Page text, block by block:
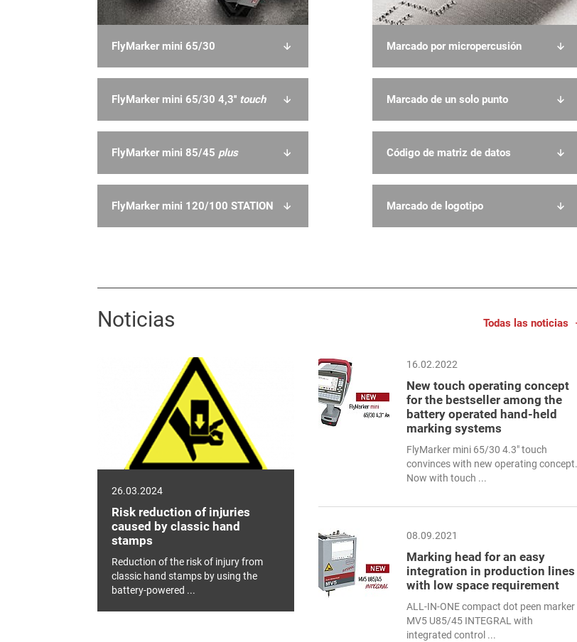
FlyMarker mini 65/30
FlyMarker mini 65/30 4,3'' touch
FlyMarker mini 85/45 plus
FlyMarker mini 120/100 STATION
Marcado por micropercusión
Marcado de un solo punto
Código de matriz de datos
Marcado de logotipo
Noticias Todas las noticias
26.03.2024
Risk reduction of injuries
caused by classic hand
stamps
Reduction of the risk of injury from
classic hand stamps by using the
battery-powered ...
16.02.2022
New touch operating concept
for the bestseller among the
battery operated hand-held
marking systems
FlyMarker mini 65/30 4.3" touch
convinces with new operating concept.
Now with touch ...
08.09.2021
Marking head for an easy
integration in production lines
with low space requirement
ALL-IN-ONE compact dot peen marker
MV5 U85/45 INTEGRAL with
integrated control ...